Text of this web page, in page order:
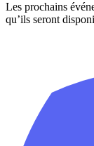
Les prochains
qu’ils seront